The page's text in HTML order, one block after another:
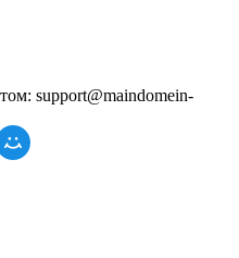
support@maindomein-